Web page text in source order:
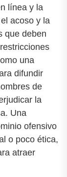
línea y la
acoso y la
que deben
una
difundir
de
la
Una
ofensivo
o poco ética,
atraer